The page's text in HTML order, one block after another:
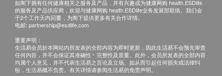
退换条款：
当顾客收取已订购货品时，有责任检查货品是否有
损毁情况，一经确认签收，恕不接受退换。
退换产品必须包装完整，如退换产品有任何残缺或
过期退回，供应商有权不受理。
如有其他损坏或遗漏查询，顾客必须保留有效收据
如阁下拥有任何健康相关之服务及产品，并有兴趣成为健康网购 health.ESDlife
的服务及产品供应商，欢迎与健康网购 health.ESDlife业务发展部联络。我们会
于2个工作天内回覆，为阁下提供更多有关合作详情。
电邮: partnership@esdlife.com
重要声明：
生活易会员於本网站内所发表的全部内容为即时更新，因此生活易不会预先审查
任何内容，并不会保证其准确性丶完整性及质量。此外，会员所发表的全部内容
均属个人意见，并不代表生活易之言论及立场。如从而引起任何损失或法律纠
纷，生活易概不负责。有关详情请参阅生活易的免责声明。